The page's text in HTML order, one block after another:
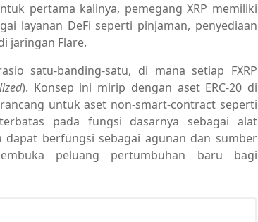
pertama kalinya, pemegang XRP memiliki
layanan DeFi seperti pinjaman, penyediaan
jaringan Flare.
satu-banding-satu, di mana setiap FXRP
). Konsep ini mirip dengan aset ERC-20 di
untuk aset non-smart-contract seperti
pada fungsi dasarnya sebagai alat
berfungsi sebagai agunan dan sumber
peluang pertumbuhan baru bagi